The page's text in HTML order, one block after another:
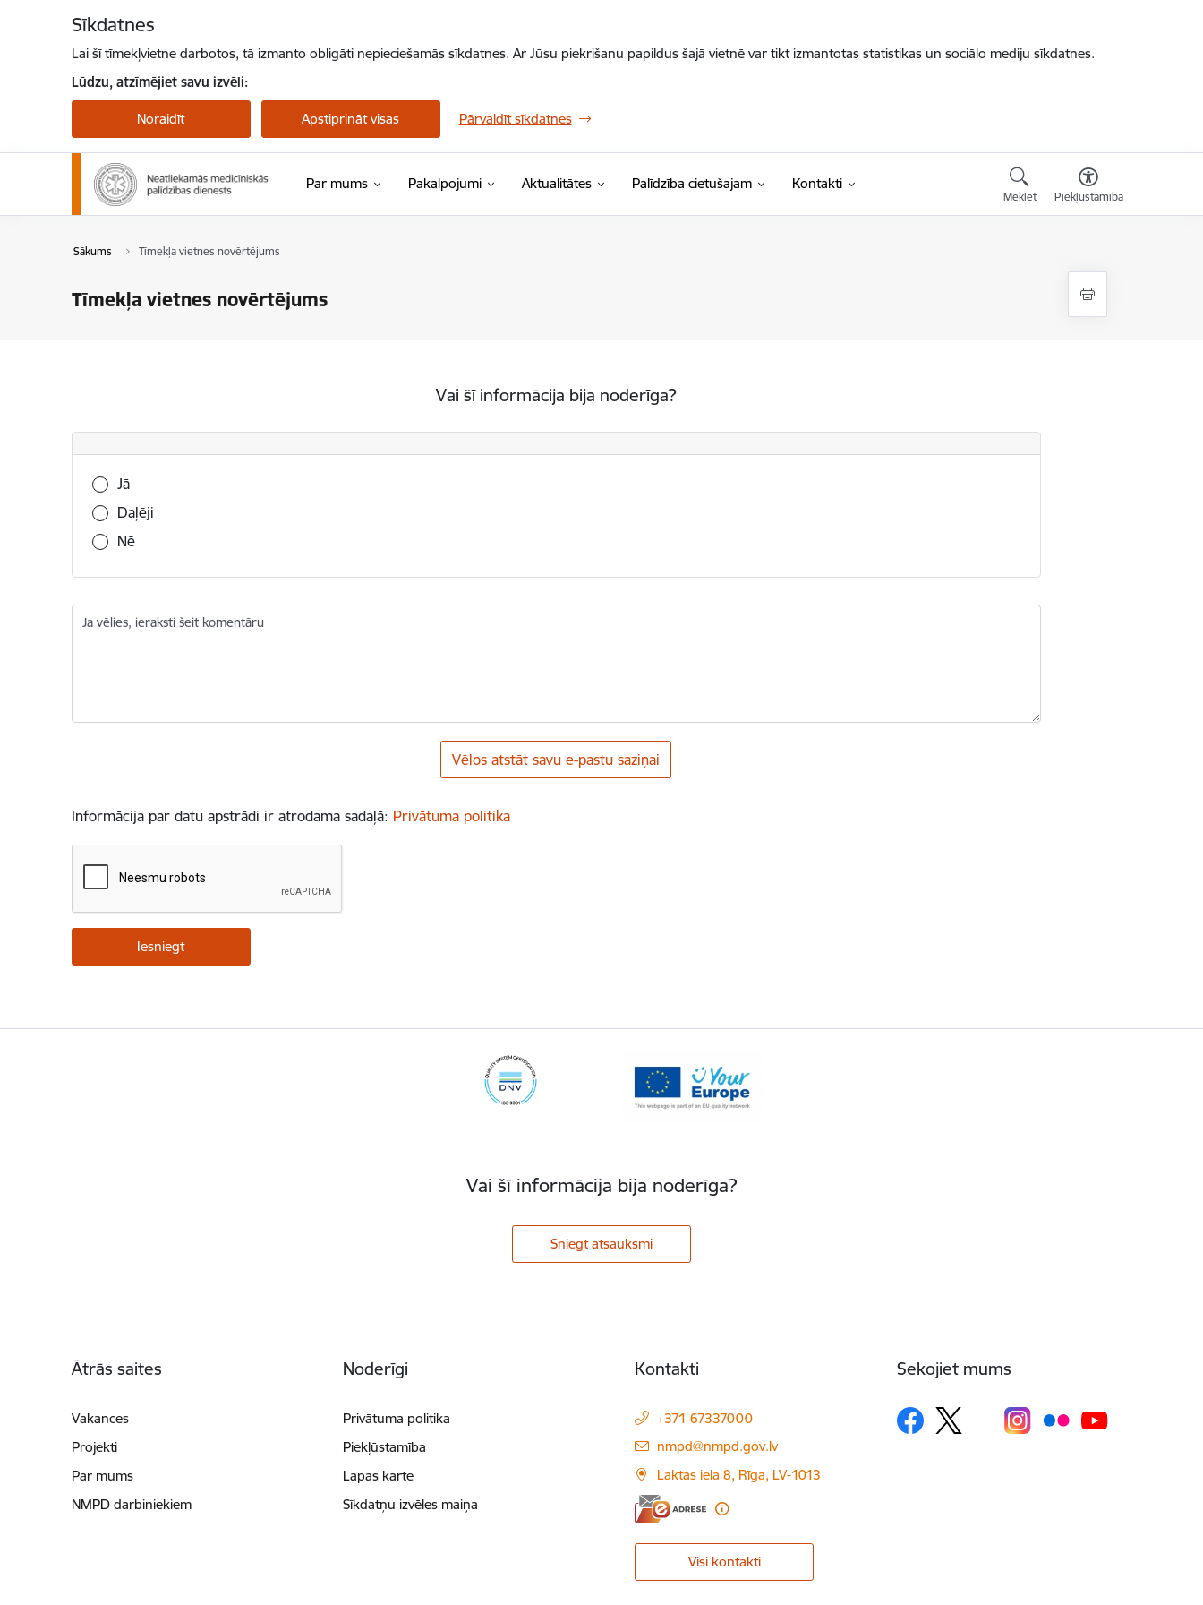
Sīkdatnes
Lai šī tīmekļvietne darbotos, tā izmanto obligāti nepieciešamās sīkdatnes. Ar Jūsu piekrišanu papildus šajā vietnē var tikt izmantotas statistikas un sociālo mediju sīkdatnes.
Lūdzu, atzīmējiet savu izvēli:
Noraidīt Apstiprināt visas Pārvaldīt sīkdatnes
Par mums Pakalpojumi Aktualitātes Palīdzība cietušajam Kontakti
Meklēt Piekļūstamība
Sākums Tīmekļa vietnes novērtējums
Tīmekļa vietnes novērtējums
Vai šī informācija bija noderīga?
Vai šī informācija bija noderīga?
Jā
Daļēji
Nē
Ja vēlies, ieraksti šeit komentāru
Vēlos atstāt savu e-pastu saziņai
Informācija par datu apstrādi ir atrodama sadaļā: Privātuma politika
Vai šī informācija bija noderīga?
Sniegt atsauksmi
Ātrās saites
Vakances
Projekti
Par mums
NMPD darbiniekiem
Noderīgi
Privātuma politika
Piekļūstamība
Lapas karte
Sīkdatņu izvēles maiņa
Kontakti
+371 67337000
E-pasts:
nmpd@nmpd.gov.lv
Laktas iela 8, Rīga, LV-1013
Visi kontakti
Sekojiet mums